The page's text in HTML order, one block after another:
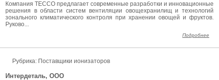
Компания ТЕССО предлагает современные разработки и инновационные
решения в области систем вентиляции овощехранилищ и технологий
зонального климатического контроля при хранении овощей и фруктов.
Руково...
Подробнее
Рубрика: Поставщики ионизаторов
Интердеталь, ООО